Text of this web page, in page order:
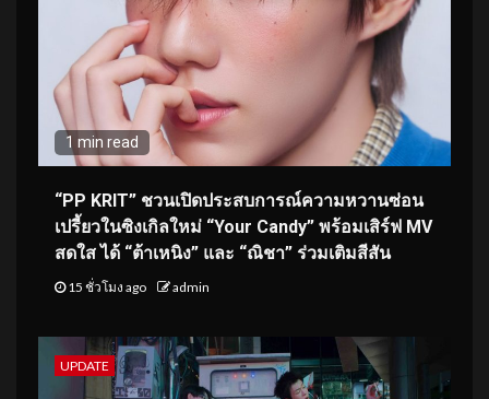
1 min read
“PP KRIT” ชวนเปิดประสบการณ์ความหวานซ่อน
เปรี้ยวในซิงเกิลใหม่ “Your Candy” พร้อมเสิร์ฟ MV
สดใส ได้ “ต้าเหนิง” และ “ณิชา” ร่วมเติมสีสัน
15 ชั่วโมง ago admin
UPDATE